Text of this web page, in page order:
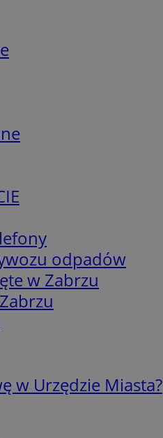
odpadów
w Zabrzu
w Urzędzie Miasta?